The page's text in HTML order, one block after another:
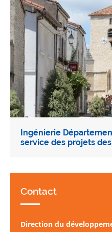
Ingénierie
service des projets
Contact
Direction du